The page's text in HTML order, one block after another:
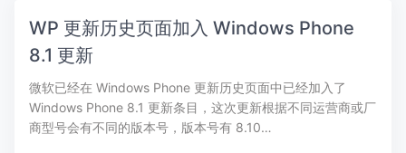
WP 更新历史页面加入 Windows Phone
8.1 更新
微软已经在 Windows Phone 更新历史页面中已经加入了
Windows Phone 8.1 更新条目，这次更新根据不同运营商或厂
商型号会有不同的版本号，版本号有 8.10…